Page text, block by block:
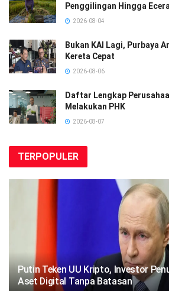
Penggilingan Hingga
2026-08-04
Bukan KAI Lagi, Purbaya
Kereta Cepat
2026-08-06
Daftar Lengkap
Melakukan PHK
2026-08-07
TERPOPULER
Putin Teken UU Kripto, Investor
Aset Digital Tanpa Batasan